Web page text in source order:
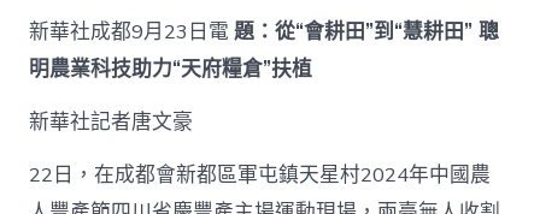
耕
田”
到
聰
明
新華社成都9月23日電題：從“會耕田”到“慧耕田” 聰
明農業科技助力“天府糧倉”扶植
新華社記者唐文豪
22日，在成都會新都區軍屯鎮天星村2024年中國農